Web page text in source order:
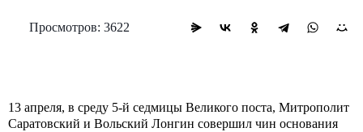
Просмотров: 3622
13 апреля, в среду 5-й седмицы Великого поста, Митрополит
Саратовский и Вольский Лонгин совершил чин основания